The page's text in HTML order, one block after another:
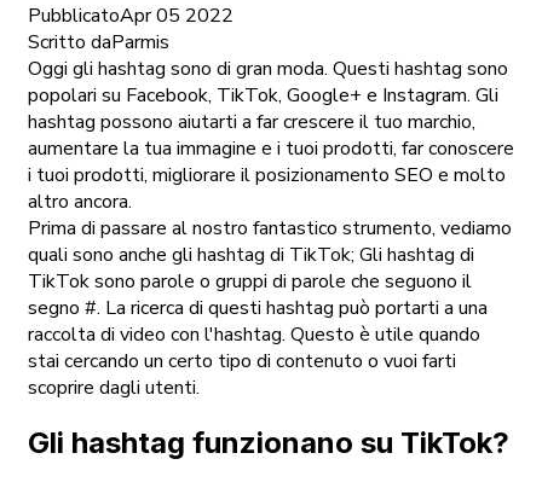
PubblicatoApr 05 2022
Scritto daParmis
Oggi gli hashtag sono di gran moda. Questi hashtag sono
popolari su Facebook, TikTok, Google+ e Instagram. Gli
hashtag possono aiutarti a far crescere il tuo marchio,
aumentare la tua immagine e i tuoi prodotti, far conoscere
i tuoi prodotti, migliorare il posizionamento SEO e molto
altro ancora.
Prima di passare al nostro fantastico strumento, vediamo
quali sono anche gli hashtag di TikTok; Gli hashtag di
TikTok sono parole o gruppi di parole che seguono il
segno #. La ricerca di questi hashtag può portarti a una
raccolta di video con l'hashtag. Questo è utile quando
stai cercando un certo tipo di contenuto o vuoi farti
scoprire dagli utenti.
Gli hashtag funzionano su TikTok?